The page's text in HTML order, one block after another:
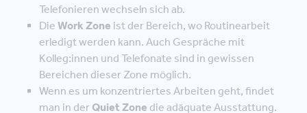
Telefonieren wechseln sich ab.
Die Work Zone ist der Bereich, wo Routinearbeit
erledigt werden kann. Auch Gespräche mit
Kolleg:innen und Telefonate sind in gewissen
Bereichen dieser Zone möglich.
Wenn es um konzentriertes Arbeiten geht, findet
man in der Quiet Zone die adäquate Ausstattung.